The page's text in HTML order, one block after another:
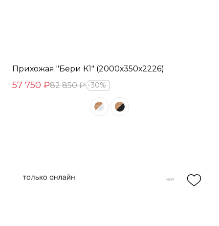
Прихожая "Бери К1" (2000х350х2226)
57 750 ₽82 850 ₽ 30%